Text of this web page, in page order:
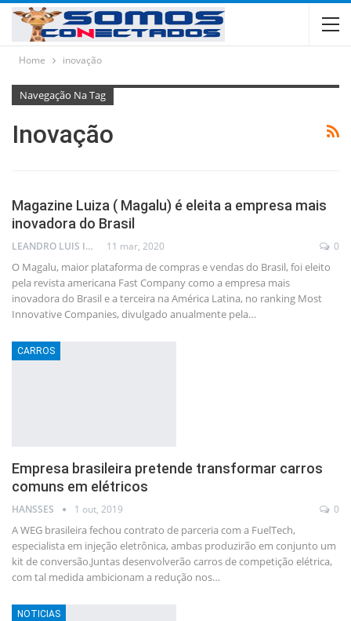
Home inovação
Navegação Na Tag
Inovação
Magazine Luiza ( Magalu) é eleita a empresa mais
inovadora do Brasil
LEANDRO LUIS ISOLA 11 mar, 2020 0
O Magalu, maior plataforma de compras e vendas do Brasil, foi eleito
pela revista americana Fast Company como a empresa mais
inovadora do Brasil e a terceira na América Latina, no ranking Most
Innovative Companies, divulgado anualmente pela…
CARROS
Empresa brasileira pretende transformar carros
comuns em elétricos
HANSSES 1 out, 2019 0
A WEG brasileira fechou contrato de parceria com a FuelTech,
especialista em injeção eletrônica, ambas produzirão em conjunto um
kit de conversão.Juntas desenvolverão carros de competição elétrica,
com tal medida ambicionam a redução nos…
NOTICIAS